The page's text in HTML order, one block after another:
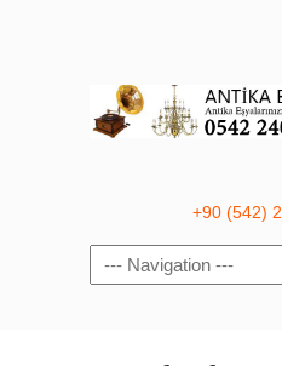
+90 (542)
Navigation